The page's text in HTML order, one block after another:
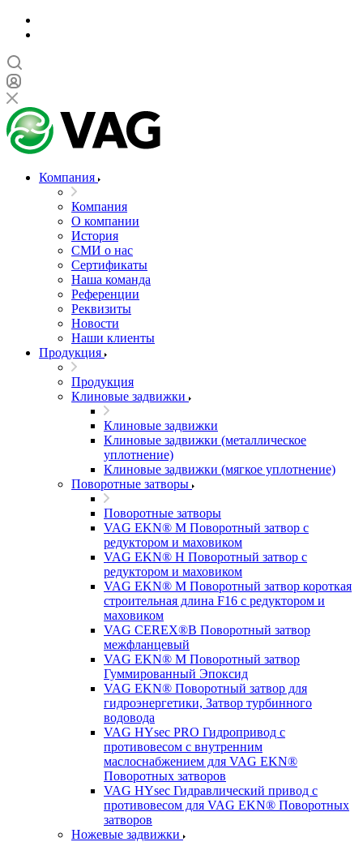
Компания
Компания
О компании
История
СМИ о нас
Cертификаты
Наша команда
Референции
Реквизиты
Новости
Наши клиенты
Продукция
Продукция
Клиновые задвижки
Клиновые задвижки
Клиновые задвижки (металлическое
уплотнение)
Клиновые задвижки (мягкое уплотнение)
Поворотные затворы
Поворотные затворы
VAG EKN® M Поворотный затвор с
редуктором и маховиком
VAG EKN® H Поворотный затвор с
редуктором и маховиком
VAG EKN® M Поворотный затвор короткая
строительная длина F16 с редуктором и
маховиком
VAG CEREX®B Поворотный затвор
межфланцевый
VAG EKN® M Поворотный затвор
Гуммированный Эпоксид
VAG EKN® Поворотный затвор для
гидроэнергетики, Затвор турбинного
водовода
VAG HYsec PRO Гидропривод с
противовесом с внутренним
маслоснабжением для VAG EKN®
Поворотных затворов
VAG HYsec Гидравлический привод с
противовесом для VAG EKN® Поворотных
затворов
Ножевые задвижки